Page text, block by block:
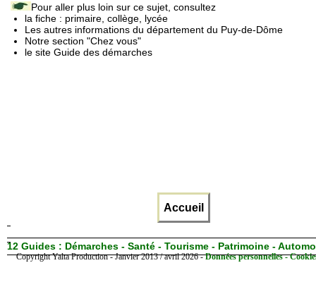
Pour aller plus loin sur ce sujet, consultez
la fiche : primaire, collège, lycée
Les autres informations du département du Puy-de-Dôme
Notre section "Chez vous"
le site Guide des démarches
Accueil
12 Guides : Démarches - Santé - Tourisme - Patrimoine -
Copyright Yalta Production - Janvier 2013 / avril 2026 -Données personnelles -